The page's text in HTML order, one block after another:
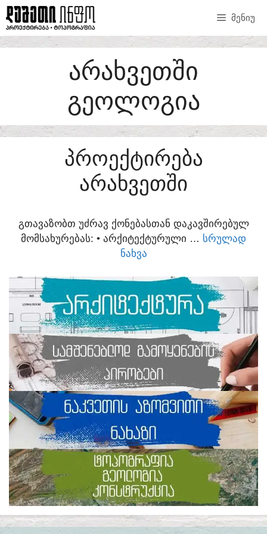
SKIP
TO
CONTENT
ᲛᲔᲜᲘᲣ
ᲐᲠᲐᲮᲕᲔᲗᲨᲘ
ᲒᲔᲝᲚᲝᲒᲘᲐ
ᲞᲠᲝᲔᲥᲢᲘᲠᲔᲑᲐ
ᲐᲠᲐᲮᲕᲔᲗᲨᲘ
ᲒᲗᲐᲕᲐᲖᲝᲑᲗ ᲣᲫᲠᲐᲕ ᲥᲝᲜᲔᲑᲐᲡᲗᲐᲜ ᲓᲐᲙᲐᲕᲨᲘᲠᲔᲑᲣᲚ
ᲛᲝᲛᲡᲐᲮᲣᲠᲔᲑᲐᲡ:​ • ᲐᲠᲥᲘᲢᲔᲥᲢᲣᲠᲣᲚᲘ … ᲡᲠᲣᲚᲐᲓ
ᲜᲐᲮᲕᲐ